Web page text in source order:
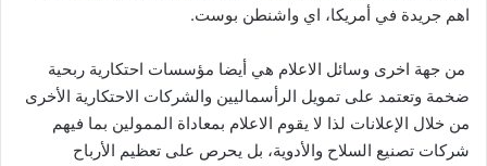
اهم جريدة في أمريكا، اي واشنطن بوست.
من جهة اخرى وسائل الاعلام هي أيضا مؤسسات احتكارية ربحية
ضخمة وتعتمد على تمويل الرأسماليين والشركات الاحتكارية الأخرى
من خلال الإعلانات لذا لا يقوم الاعلام بمعاداة الممولين بما فيهم
شركات تصنيع السلاح والأدوية، بل يحرص على تعظيم الأرباح